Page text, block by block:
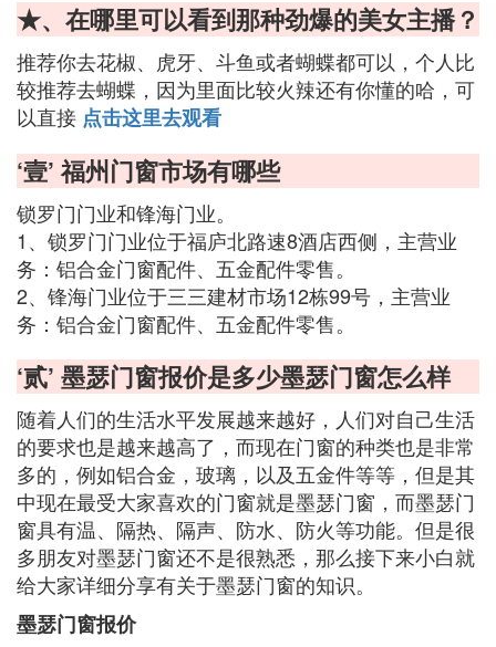
★、在哪里可以看到那种劲爆的美女主播？
推荐你去花椒、虎牙、斗鱼或者蝴蝶都可以，个人比
较推荐去蝴蝶，因为里面比较火辣还有你懂的哈，可
以直接 点击这里去观看
‘壹’ 福州门窗市场有哪些
锁罗门门业和锋海门业。
1、锁罗门门业位于福庐北路速8酒店西侧，主营业
务：铝合金门窗配件、五金配件零售。
2、锋海门业位于三三建材市场12栋99号，主营业
务：铝合金门窗配件、五金配件零售。
‘贰’ 墨瑟门窗报价是多少墨瑟门窗怎么样
随着人们的生活水平发展越来越好，人们对自己生活
的要求也是越来越高了，而现在门窗的种类也是非常
多的，例如铝合金，玻璃，以及五金件等等，但是其
中现在最受大家喜欢的门窗就是墨瑟门窗，而墨瑟门
窗具有温、隔热、隔声、防水、防火等功能。但是很
多朋友对墨瑟门窗还不是很熟悉，那么接下来小白就
给大家详细分享有关于墨瑟门窗的知识。
墨瑟门窗报价